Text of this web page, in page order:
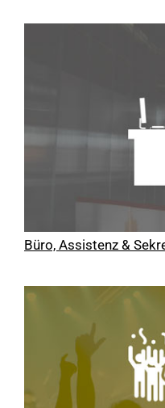
Büro, Assistenz &